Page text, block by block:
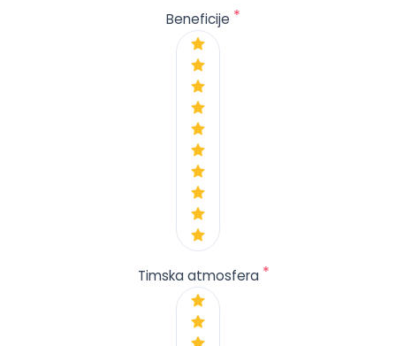
Beneficije *
Timska atmosfera *